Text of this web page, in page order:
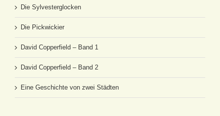
Die Sylvesterglocken
Die Pickwickier
David Copperfield – Band 1
David Copperfield – Band 2
Eine Geschichte von zwei Städten